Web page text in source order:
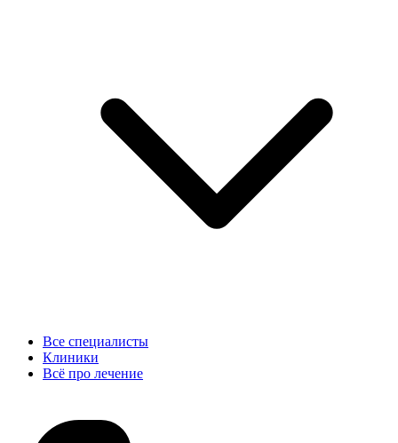
Все специалисты
Клиники
Всё про лечение